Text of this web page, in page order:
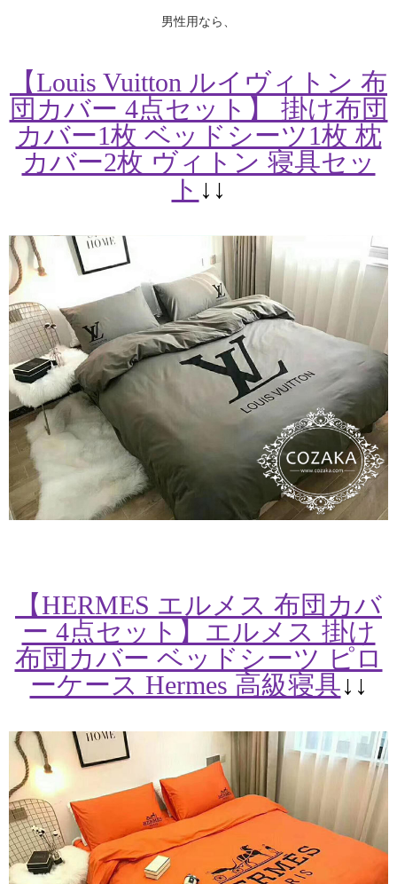
男性用 なら、
【Louis Vuitton ルイヴィトン 布
団カバー 4点セット】 掛け布団
カバー1枚 ベッドシーツ1枚 枕
カバー2枚 ヴィトン 寝具セッ
ト ↓↓
【HERMES エルメス 布団カバ
ー 4点セット】エルメス 掛け
布団カバー ベッドシーツ ピロ
ーケース Hermes 高級寝具↓↓